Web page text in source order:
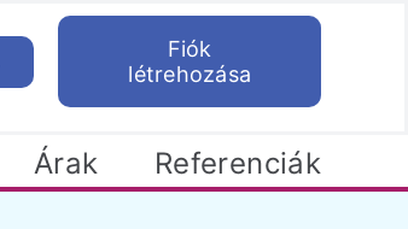
Fiók
létrehozása
Árak Referenciák